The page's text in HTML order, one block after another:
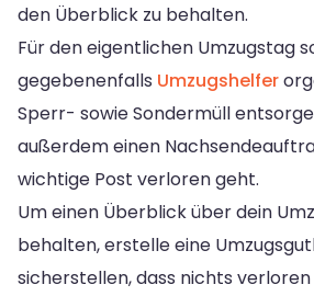
den Überblick zu behalten.
Für den eigentlichen Umzugstag
gegebenenfalls Umzugshelfer
Sperr- sowie Sondermüll
außerdem einen
wichtige Post verloren geht.
Um einen Überblick über dein
behalten, erstelle eine
sicherstellen, dass nichts